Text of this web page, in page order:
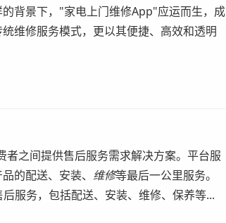
背景下，"家电上门维修App"应运而生，成
维修服务模式，更以其便捷、高效和透明
者之间提供售后服务需求解决方案。平台服
的配送、安装、 维修等最后一公里服务。
服务，包括配送、安装、维修、保养等...